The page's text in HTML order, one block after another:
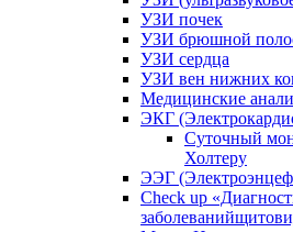
УЗИ почек
УЗИ брюшной
УЗИ сердца
УЗИ вен нижних
Медицинские
ЭКГ
Cуточный
Холтеру
ЭЭГ
Check up